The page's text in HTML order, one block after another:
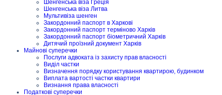
Шенгенська віза Греція
Шенгенська віза Литва
Мультивіза шенген
Закордонний паспорт в Харкові
Закордонний паспорт терміново Харків
Закордонний паспорт біометричний Харків
Дитячий проїзний документ Харків
Майнові суперечки
Послуги адвоката із захисту прав власності
Виділ частки
Визначення порядку користування квартирою, будинком
Виплата вартості частки квартири
Визнання права власності
Податкові суперечки